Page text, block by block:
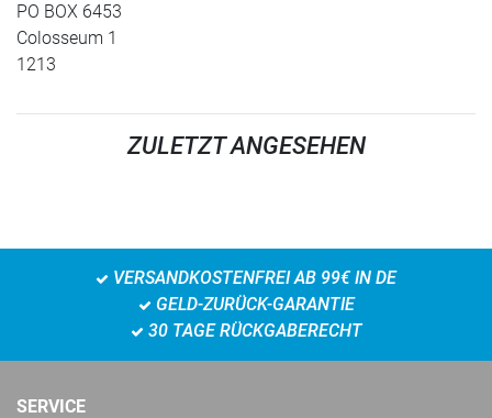
PO BOX 6453
Colosseum 1
1213
ZULETZT ANGESEHEN
VERSANDKOSTENFREI AB 99€ IN DE
GELD-ZURÜCK-GARANTIE
30 TAGE RÜCKGABERECHT
SERVICE